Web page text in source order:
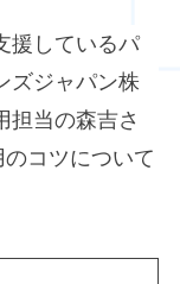
援しているパ
ズジャパン株
担当の森吉さ
コツについて